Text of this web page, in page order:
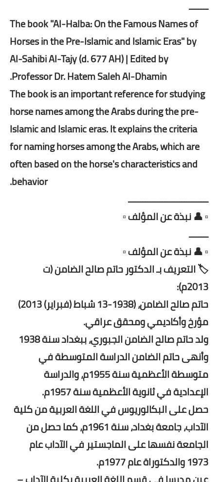
ــــــــ
The book "Al-Halba: On the Famous Names of
Horses in the Pre-Islamic and Islamic Eras" by
Al-Sahibi Al-Tajy (d. 677 AH) | Edited by
Professor Dr. Hatem Saleh Al-Dhamin.
The book is an important reference for studying
horse names among the Arabs during the pre-
Islamic and Islamic eras. It explains the criteria
for naming horses among the Arabs, which are
often based on the horse's characteristics and
behavior.
ـــــــــــــــــــــــــــــــــ
▫️ 👤 نبذة عن المؤلف ▫️
ــــــــ
▫️ 👤 نبذة عن المؤلف ▫️
🏷️ التعريف بـ الدكتور حاتم صالح الضامن (ت
2013م):
حاتم صالح الضامن، (1938-13 شباط (فبراير) 2013)
مؤرخ وأكاديمي ومحقق عراقي.
ولد حاتم صالح الضامن الجبوري، ببغداد سنة 1938
وأنهى حاتم الضامن الدراسة المتوسطة في
متوسطة الأعظمية سنة 1955م، والدراسة
الإعدادية في ثانوية الأعظمية سنة 1957م.
حصل على البكالوريوس في اللغة العربية من كلية
الآداب، جامعة بغداد، سنة 1961م، كما حصل من
الجامعة نفسها على الماجستير في الآداب عام
1973 والدكتوراة عام 1977م.